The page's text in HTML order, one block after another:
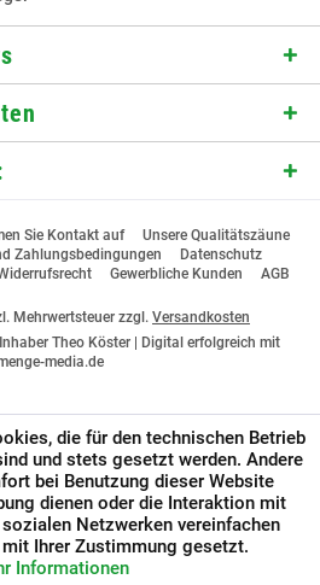
Sie Kontakt auf
Unsere Qualitätszäune
Zahlungsbedingungen
Datenschutz
Gewerbliche Kunden AGB
Mehrwertsteuer zzgl. Versandkosten
Theo Köster |
Digital erfolgreich mit
media.de
die für den technischen Betrieb
und stets gesetzt werden. Andere
bei Benutzung dieser Website
dienen oder die Interaktion mit
Netzwerken vereinfachen
Ihrer Zustimmung gesetzt.
Informationen